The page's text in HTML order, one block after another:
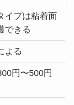
イプは粘着面
できる
よる
円〜500円